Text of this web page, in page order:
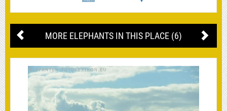
MORE ELEPHANTS IN THIS PLACE (6)